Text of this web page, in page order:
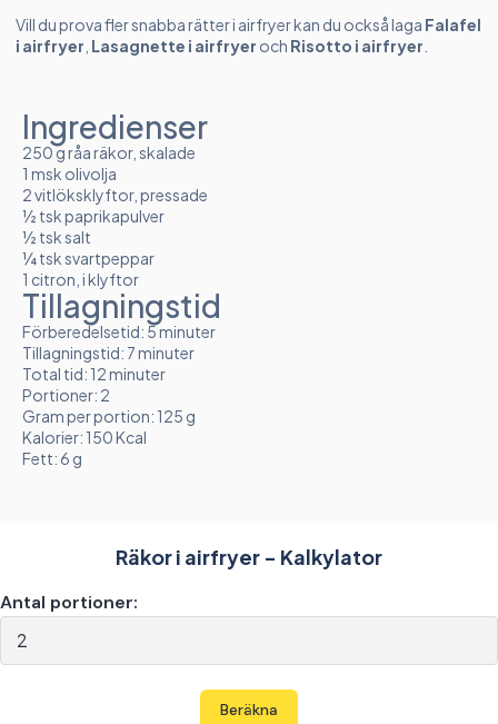
Vill du prova fler snabba rätter i airfryer kan du också laga Falafel
i airfryer Lasagnette i airfryer och Risotto i airfryer
Ingredienser
250 g råa räkor, skalade
1 msk olivolja
2 vitlöksklyftor, pressade
½ tsk paprikapulver
½ tsk salt
¼ tsk svartpeppar
1 citron, i klyftor
Tillagningstid
Förberedelsetid: 5 minuter
Tillagningstid: 7 minuter
Total tid: 12 minuter
Portioner: 2
Gram per portion: 125 g
Kalorier: 150 Kcal
Fett: 6 g
Räkor i airfryer - Kalkylator
Antal portioner:
Beräkna